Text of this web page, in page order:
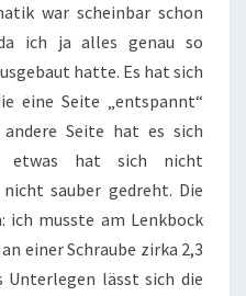
war scheinbar schon
ich ja alles genau so
hatte. Es hat sich
eine Seite „entspannt“
Seite hat es sich
etwas hat sich nicht
sauber gedreht. Die
ich musste am Lenkbock
einer Schraube zirka 2,3
Unterlegen lässt sich die